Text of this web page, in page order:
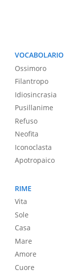
VOCABOLARIO
Ossimoro
Filantropo
Idiosincrasia
Pusillanime
Refuso
Neofita
Iconoclasta
Apotropaico
RIME
Vita
Sole
Casa
Mare
Amore
Cuore